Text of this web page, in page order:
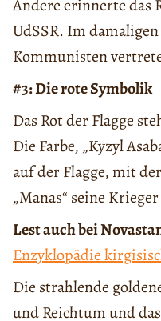
Andere erinnerte das
UdSSR. Im
Kommunisten
#3: Die rote Symbolik
Das Rot der Flagge
Die Farbe, „Kyzyl
auf der Flagge, mit
„Manas“ seine
Lest auch bei
Enzyklopädie
Die strahlende
und Reichtum und